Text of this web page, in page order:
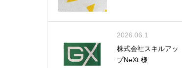
2026.06.1
株式会社スキルアッ
プNeXt 様